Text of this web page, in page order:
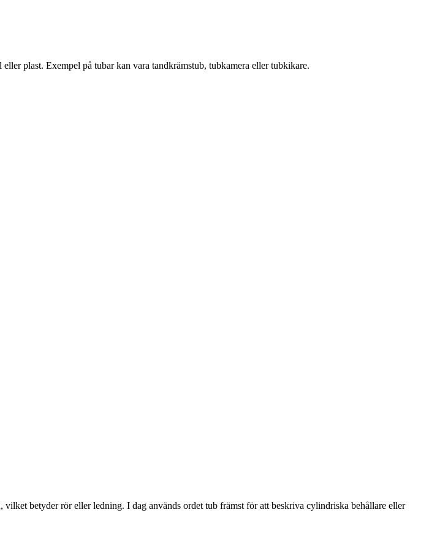
plast. Exempel på tubar kan vara tandkrämstub, tubkamera eller tubkikare.
betyder rör eller ledning. I dag används ordet tub främst för att beskriva cylindriska behållare eller